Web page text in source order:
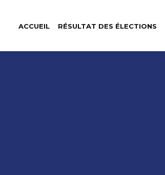
ACCUEIL RÉSULTAT DES ÉLECTIONS